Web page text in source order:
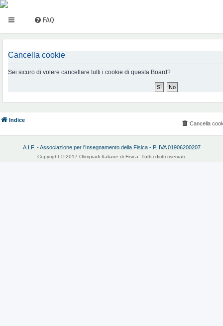
FAQ
Cancella cookie
Sei sicuro di volere cancellare tutti i cookie di questa Board?
Indice
Cancella
A.I.F. - Associazione per l'Insegnamento della Fisica - P. IVA 01906200207
Copyright © 2017 Olimpiadi Italiane di Fisica. Tutti i diritti riservati.